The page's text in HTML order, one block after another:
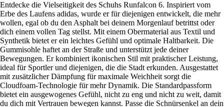
Entdecke die Vielseitigkeit des Schuhs Runfalcon 6. Inspiriert vom
Erbe des Laufens adidas, wurde er für diejenigen entwickelt, die mehr
wollen, egal ob du den Asphalt bei deinem Morgenlauf betrittst oder
dich einem vollen Tag stellst. Mit einem Obermaterial aus Textil und
Synthetik bietet er ein leichtes Gefühl und optimale Haltbarkeit. Die
Gummisohle haftet an der Straße und unterstützt jede deiner
Bewegungen. Er kombiniert ikonischen Stil mit praktischer Leistung,
ideal für Sportler und diejenigen, die die Stadt erkunden. Ausgestattet
mit zusätzlicher Dämpfung für maximale Weichheit sorgt die
Cloudfoam-Technologie für mehr Dynamik. Die Standardpassform
bietet ein ausgewogenes Gefühl, nicht zu eng und nicht zu weit, damit
du dich mit Vertrauen bewegen kannst. Passe die Schnürsenkel an dein